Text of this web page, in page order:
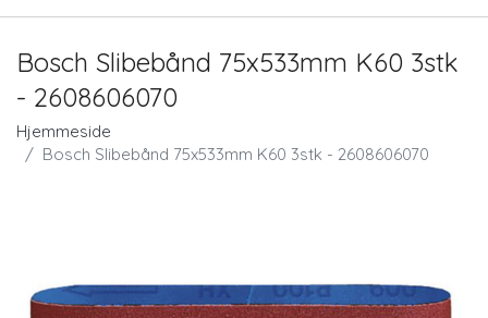
Bosch Slibebånd 75x533mm K60 3stk
- 2608606070
Hjemmeside
Bosch Slibebånd 75x533mm K60 3stk - 2608606070